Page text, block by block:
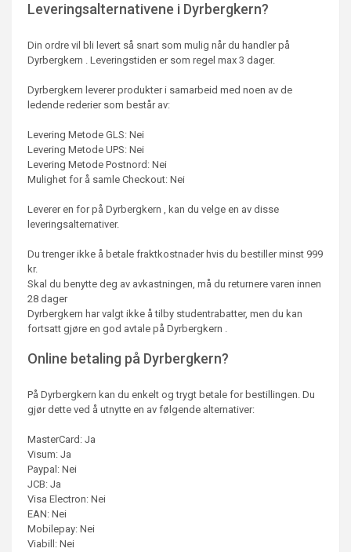
Leveringsalternativene i Dyrbergkern?
Din ordre vil bli levert så snart som mulig når du handler på
Dyrbergkern . Leveringstiden er som regel max 3 dager.
Dyrbergkern leverer produkter i samarbeid med noen av de
ledende rederier som består av:
Levering Metode GLS: Nei
Levering Metode UPS: Nei
Levering Metode Postnord: Nei
Mulighet for å samle Checkout: Nei
Leverer en for på Dyrbergkern , kan du velge en av disse
leveringsalternativer.
Du trenger ikke å betale fraktkostnader hvis du bestiller minst 999
kr.
Skal du benytte deg av avkastningen, må du returnere varen innen
28 dager
Dyrbergkern har valgt ikke å tilby studentrabatter, men du kan
fortsatt gjøre en god avtale på Dyrbergkern .
Online betaling på Dyrbergkern?
På Dyrbergkern kan du enkelt og trygt betale for bestillingen. Du
gjør dette ved å utnytte en av følgende alternativer:
MasterCard: Ja
Visum: Ja
Paypal: Nei
JCB: Ja
Visa Electron: Nei
EAN: Nei
Mobilepay: Nei
Viabill: Nei